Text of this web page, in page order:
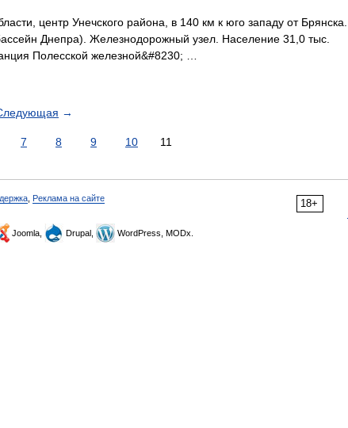
центр Унечского района, в 140 км к юго западу от Брянска.
Днепра). Железнодорожный узел. Население 31,0 тыс.
Полесской железной&#8230; …
→
7 8 9 10 11
18+
Реклама на сайте
Joomla, Drupal, WordPress, MODx.